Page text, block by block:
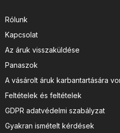
Rólunk
Kapcsolat
Az áruk visszaküldése
Panaszok
A vásárolt áruk karbantartására
Feltételek és feltételek
GDPR adatvédelmi szabályzat
Gyakran ismételt kérdések